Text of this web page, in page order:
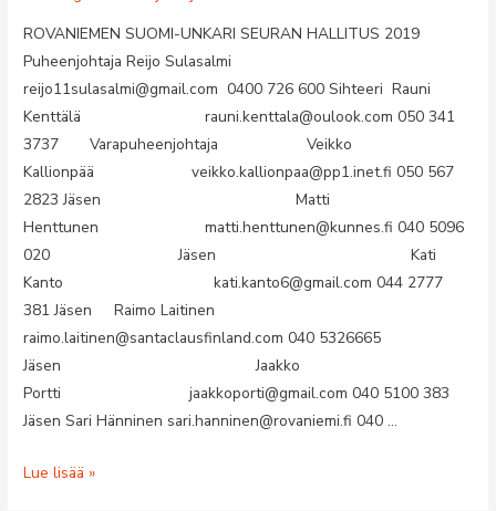
ROVANIEMEN SUOMI-UNKARI SEURAN HALLITUS 2019
Puheenjohtaja Reijo Sulasalmi
reijo11sulasalmi@gmail.com 0400 726 600 Sihteeri Rauni
Kenttälä rauni.kenttala@oulook.com 050 341
3737 Varapuheenjohtaja Veikko
Kallionpää veikko.kallionpaa@pp1.inet.fi 050 567
2823 Jäsen Matti
Henttunen matti.henttunen@kunnes.fi 040 5096
020 Jäsen Kati
Kanto kati.kanto6@gmail.com 044 2777
381 Jäsen Raimo Laitinen
raimo.laitinen@santaclausfinland.com 040 5326665
Jäsen Jaakko
Portti jaakkoporti@gmail.com 040 5100 383
Jäsen Sari Hänninen sari.hanninen@rovaniemi.fi 040 …
HALLITUS
Lue lisää »